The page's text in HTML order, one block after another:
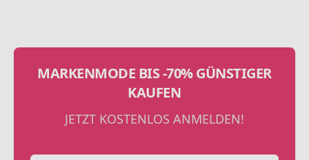
MARKENMODE BIS -70% GÜNSTIGER
KAUFEN
JETZT KOSTENLOS ANMELDEN!